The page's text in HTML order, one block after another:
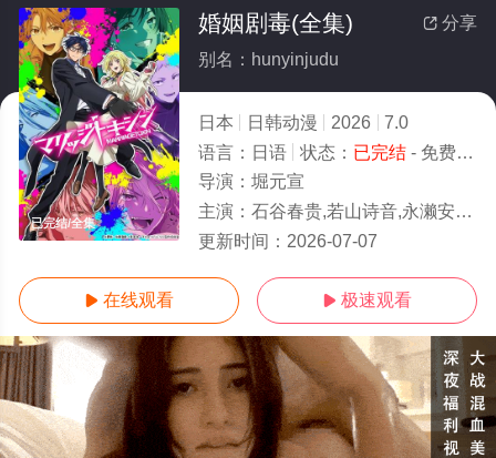
已完结/全集
 分享
婚姻剧毒(全集)
别名：hunyinjudu
日本 日韩动漫 2026
7.0
语言： 日语 状态： 已完结- 免费在线播放
导演： 堀元宣
主演： 石谷春贵,若山诗音,永濑安奈,结川麻希,白浜灯奈乃,伊濑茉莉也,齐藤壮马,土屋神叶,白石晴香,祐仙勇
更新时间： 2026-07-07
 在线观看  极速观看